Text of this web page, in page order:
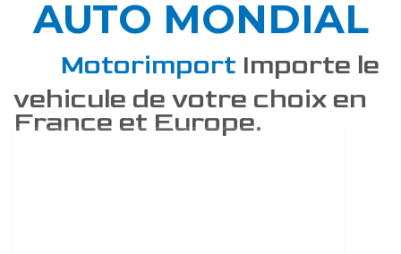
DÉCOUVREZ COMMENT
AUTO MONDIAL
Motorimport Importe le
vehicule de votre choix en
France et Europe.